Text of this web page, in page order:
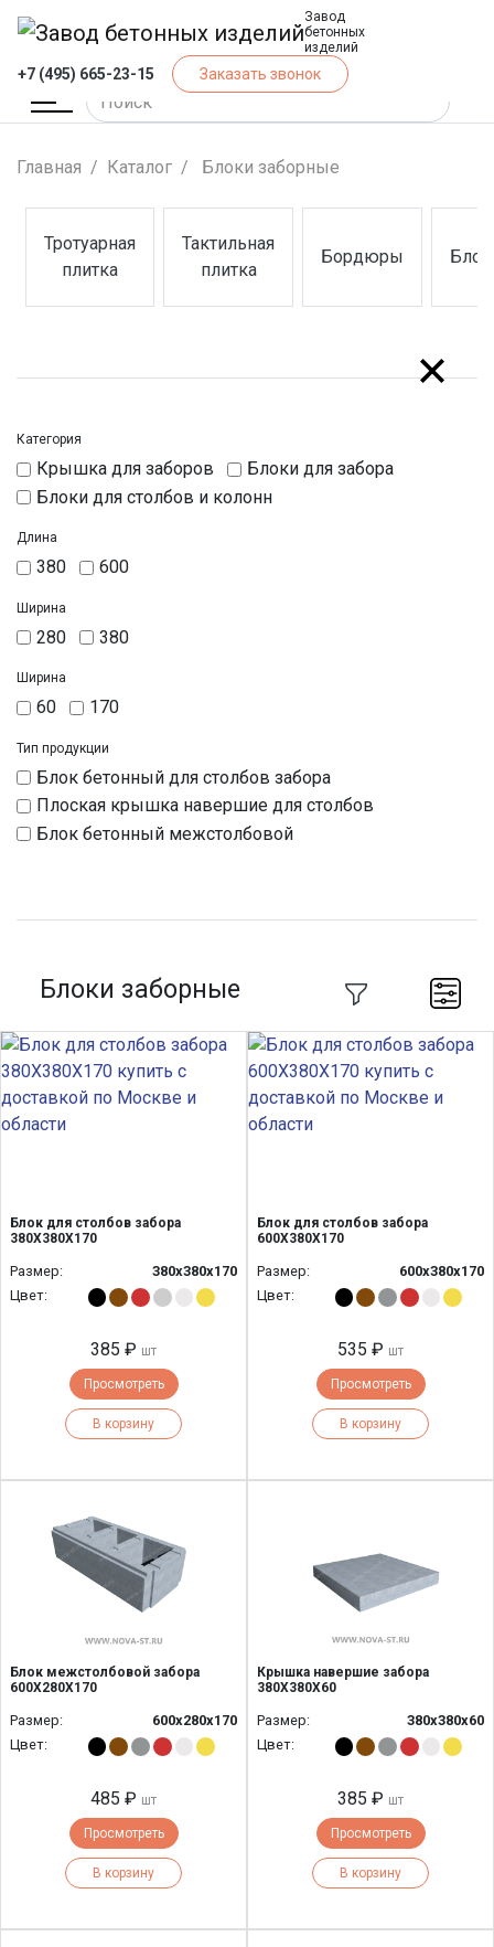
Завод
бетонных
изделий
+7 (495) 665-23-15 Заказать звонок
Главная Каталог Блоки заборные
Тротуарная
плитка
(Тротуарная плитка)
Тактильная
плитка
(Тактильная плитка)
Бордюры
(Бордюры)
Категория
Крышка для заборов
Блоки для забора
Блоки для столбов и колонн
Длина
380 600
Ширина
280 380
Ширина
60 170
Тип продукции
Блок бетонный для столбов забора
Плоская крышка навершие для столбов
Блок бетонный межстолбовой
Блоки заборные
Блок для столбов забора
380Х380Х170
Размер:
380х380х170
Цвет:
385 ₽ шт
Просмотреть
В корзину
Блок для столбов забора
600Х380Х170
Размер:
600х380х170
Цвет:
535 ₽ шт
Просмотреть
В корзину
Блок межстолбовой забора
600Х280Х170
Размер:
600х280х170
Цвет:
485 ₽ шт
Просмотреть
В корзину
Крышка навершие забора
380Х380Х60
Размер:
380х380х60
Цвет:
385 ₽ шт
Просмотреть
В корзину